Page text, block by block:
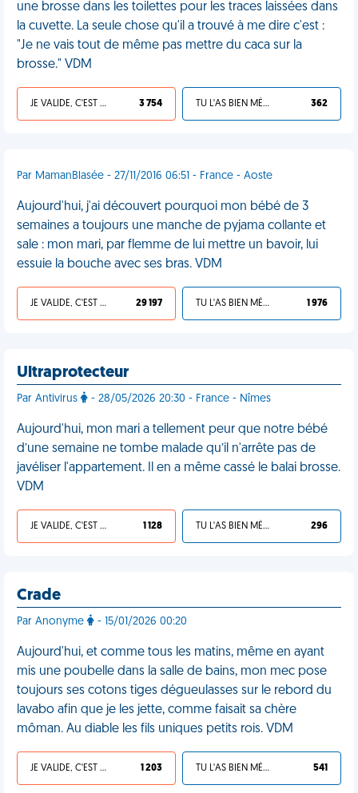
une brosse dans les toilettes pour les traces laissées dans
la cuvette. La seule chose qu'il a trouvé à me dire c'est :
"Je ne vais tout de même pas mettre du caca sur la
brosse." VDM
JE VALIDE, C'EST UNE VDM 3 754 TU L'AS BIEN MÉRITÉ 362
Par MamanBlasée - 27/11/2016 06:51 - France - Aoste
Aujourd'hui, j'ai découvert pourquoi mon bébé de 3
semaines a toujours une manche de pyjama collante et
sale : mon mari, par flemme de lui mettre un bavoir, lui
essuie la bouche avec ses bras. VDM
JE VALIDE, C'EST UNE VDM 29 197 TU L'AS BIEN MÉRITÉ 1 976
Ultraprotecteur
Par Antivirus - 28/05/2026 20:30 - France - Nîmes
Aujourd'hui, mon mari a tellement peur que notre bébé
d’une semaine ne tombe malade qu’il n'arrête pas de
javéliser l'appartement. Il en a même cassé le balai brosse.
VDM
JE VALIDE, C'EST UNE VDM 1 128 TU L'AS BIEN MÉRITÉ 296
Crade
Par Anonyme - 15/01/2026 00:20
Aujourd'hui, et comme tous les matins, même en ayant
mis une poubelle dans la salle de bains, mon mec pose
toujours ses cotons tiges dégueulasses sur le rebord du
lavabo afin que je les jette, comme faisait sa chère
môman. Au diable les fils uniques petits rois. VDM
JE VALIDE, C'EST UNE VDM 1 203 TU L'AS BIEN MÉRITÉ 541